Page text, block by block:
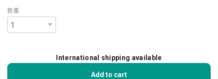
数量
International shipping available
Add to cart